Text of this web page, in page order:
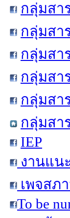
กลุ่มสา
กลุ่มสา
กลุ่มสา
กลุ่มสา
กลุ่มสา
กลุ่มสา
IEP
งานแน
เพจสภ
To be